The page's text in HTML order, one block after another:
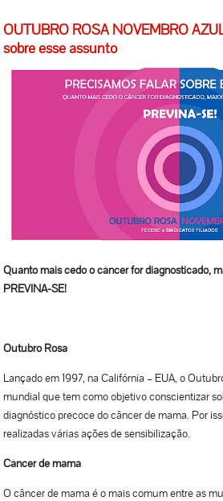
OUTUBRO ROSA NOVEMBRO
sobre esse assunto
Quanto mais cedo o câncer for diagnosticado,
PREVINA-SE!
Outubro Rosa
Lançado em 1997, na Califórnia – EUA, o
mundial que tem como objetivo conscientizar
diagnóstico precoce do câncer de mama. Por
realizadas várias ações de sensibilização.
Câncer de mama
O câncer de mama é o mais comum entre as